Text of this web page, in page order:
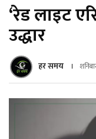
‘रेड लाइट
उद्धार
हर समय